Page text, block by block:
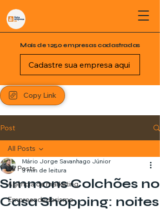
Mais de 1250 empresas cadastradas
Cadastre sua empresa aqui
Copy Link
Post
All Posts
Agência de marketing
Empreendedorismo
All Posts
Simmons Colchões no
Casa Shopping: noites
Mário Jorge Savanhago Júnior
3 min de leitura